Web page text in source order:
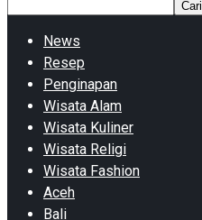
Cari
News
Resep
Penginapan
Wisata Alam
Wisata Kuliner
Wisata Religi
Wisata Fashion
Aceh
Bali